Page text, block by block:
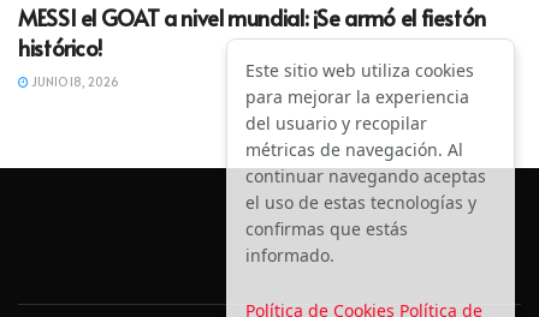
MESSI el GOAT a nivel mundial: ¡Se armó el fiestón
histórico!
JUNIO 18, 2026
Este sitio web utiliza cookies
para mejorar la experiencia
del usuario y recopilar
métricas de navegación. Al
continuar navegando aceptas
el uso de estas tecnologías y
confirmas que estás
informado.
Política de Cookies Política de